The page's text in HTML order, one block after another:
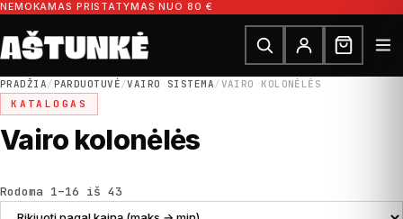
Pereiti prie turinio
NEMOKAMAS PRISTATYMAS NUO 80 €
Ieškoti dalių
Ieškoti
PRADŽIA/PARDUOTUVĖ/VAIRO SISTEMA/VAIRO KOLONĖLĖS
KATALOGAS
Vairo kolonėlės
Rodoma 1–16 iš 43